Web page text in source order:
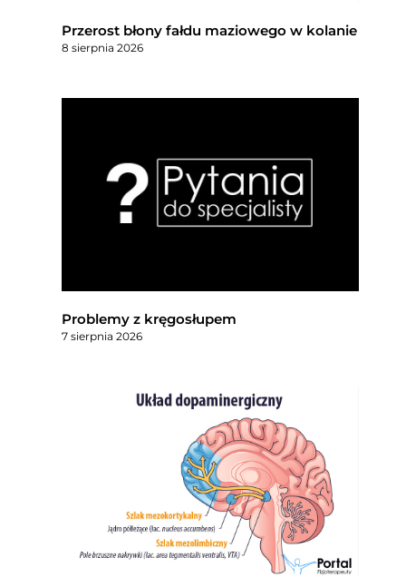
Przerost błony fałdu maziowego w kolanie
8 sierpnia 2026
Problemy z kręgosłupem
7 sierpnia 2026